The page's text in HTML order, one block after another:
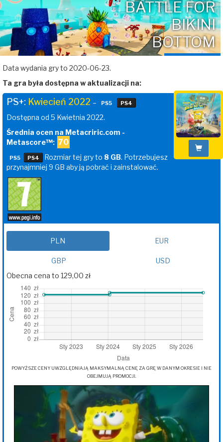
BATTLE FOR
BIKINI
BOTTOM
Data wydania gry to 2020-06-23.
Ta gra była dostępna w aktualizacji na:
PS+: Kwiecień 2022 – PS5 PS4
Dostępna od 5 Kwietnia 2022.
Średnia ocen na Metacriric.com -
Metascore™: 70
PS5 PS4 Rozmiar tej gry to 8 GB. Potrzebujesz
przynajmniej 9 GB aby ją pobrać i zainstalować.
PLN EUR
GBP
USD
Obecna cena to 129,00 zł
POWYŻSZE CENY UWZGLĘDNIAJĄ MAKSYMALNĄ CENĘ ZA GRĘ W DANYM OKRESIE I NIE
OBEJMUJĄ PROMOCJI.